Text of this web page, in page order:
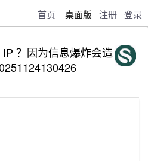
首页 桌面版 注册 登录
？因为信息爆炸会造